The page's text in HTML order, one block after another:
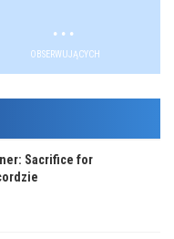
.
OBSERWUJĄCYCH
Sacrifice for